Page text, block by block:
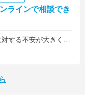
ラインで相談でき
のことで悩んでいる友人にも教えました。